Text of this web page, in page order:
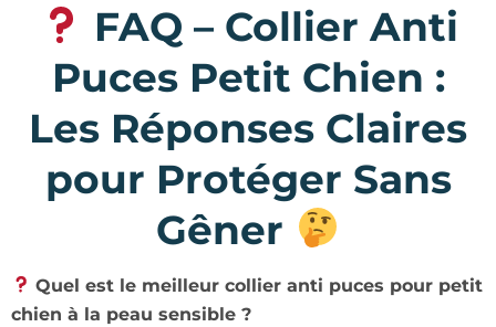
FAQ – Collier Anti
Puces Petit Chien :
Les Réponses Claires
pour Protéger Sans
Gêner
Quel est le meilleur collier anti puces pour petit
chien à la peau sensible ?